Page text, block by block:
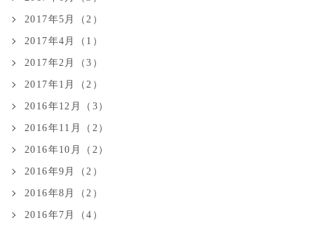
2017年5月（2）
2017年4月（1）
2017年2月（3）
2017年1月（2）
2016年12月（3）
2016年11月（2）
2016年10月（2）
2016年9月（2）
2016年8月（2）
2016年7月（4）